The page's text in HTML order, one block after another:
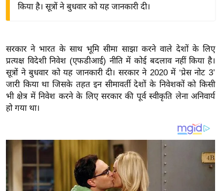
द्यो
ग
त
वि
शे
ष
य
ट
किया है। सूत्रों ने बुधवार को यह जानकारी दी।
सरकार ने भारत के साथ भूमि सीमा साझा करने वाले देशों के लिए
प्रत्यक्ष विदेशी निवेश (एफडीआई) नीति में कोई बदलाव नहीं किया है।
सूत्रों ने बुधवार को यह जानकारी दी। सरकार ने 2020 में ‘प्रेस नोट 3’
जारी किया था जिसके तहत इन सीमावर्ती देशों के निवेशकों को किसी
भी क्षेत्र में निवेश करने के लिए सरकार की पूर्व स्वीकृति लेना अनिवार्य
हो गया था।